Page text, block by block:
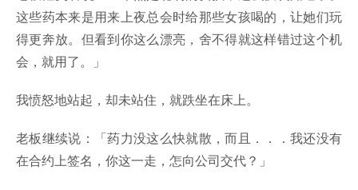
这些药本来是用来上夜总会时给那些女孩喝的，让她们玩
得更奔放。但看到你这么漂亮，舍不得就这样错过这个机
会，就用了。」
我愤怒地站起，却未站住，就跌坐在床上。
老板继续说：「药力没这么快就散，而且．．．我还没有
在合约上签名，你这一走，怎向公司交代？」